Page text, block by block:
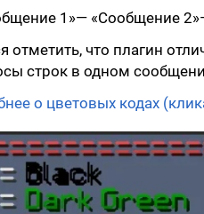
1»— «Сообщение
отметить, что плагин
строк в одном
о цветовых кодах